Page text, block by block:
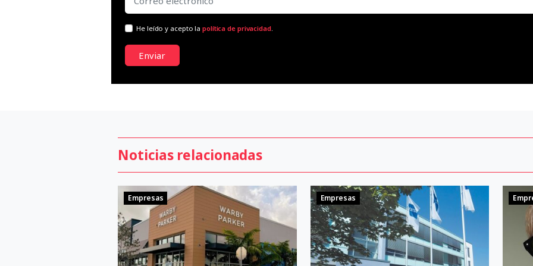
He leído y acepto lapolítica de privacidad.
Enviar
Noticias relacionadas
Empresas Empresas